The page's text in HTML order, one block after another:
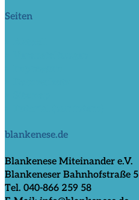
Seiten
blankenese.de
Blankenese Miteinander e.V.
Blankeneser Bahnhofstraße 5
Tel. 040-866 259 58